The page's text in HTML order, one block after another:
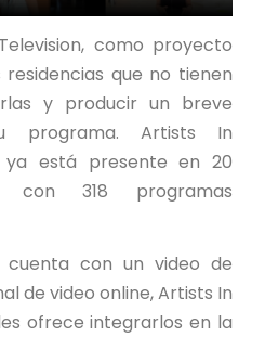
como proyecto
que no tienen
y producir un breve
programa. Artists In
ya está presente en 20
318 programas
cuenta con un video de
de video online, Artists In
ofrece integrarlos en la